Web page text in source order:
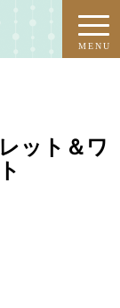
MENU
ット＆ワ